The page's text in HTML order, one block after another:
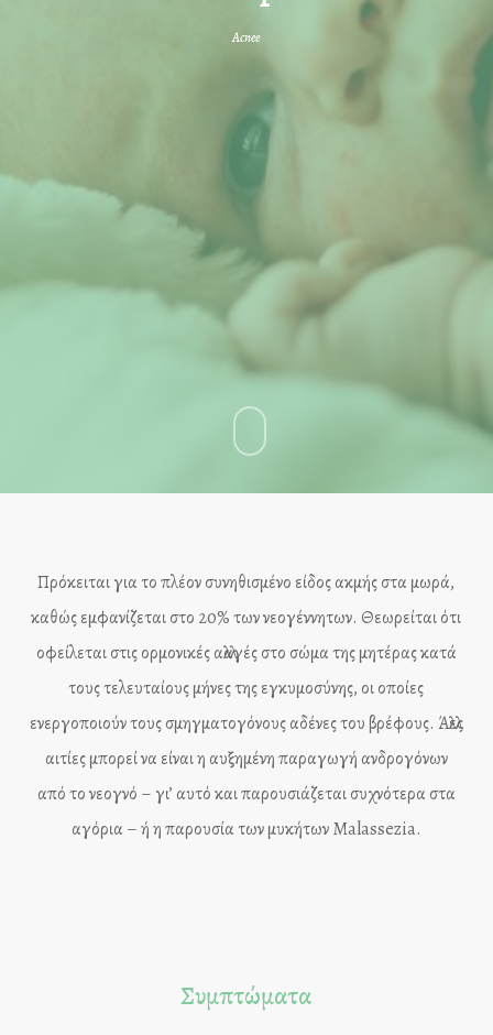
Acnee
Πρόκειται για το πλέον συνηθισμένο είδος ακμής στα μωρά,
καθώς εμφανίζεται στο 20% των νεογέννητων. Θεωρείται ότι
οφείλεται στις ορμονικές αλλαγές στο σώμα της μητέρας κατά
τους τελευταίους μήνες της εγκυμοσύνης, οι οποίες
ενεργοποιούν τους σμηγματογόνους αδένες του βρέφους. Άλλες
αιτίες μπορεί να είναι η αυξημένη παραγωγή ανδρογόνων
από το νεογνό – γι’ αυτό και παρουσιάζεται συχνότερα στα
αγόρια – ή η παρουσία των μυκήτων Malassezia.
Συμπτώματα